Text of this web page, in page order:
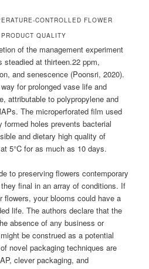
CONTROLLED FLOWER
QUALITY
of the management experiment
at thirteen.22 ppm,
and senescence (Poonsri, 2020).
for prolonged vase life and
attributable to polypropylene and
The microperforated film used
holes prevents bacterial
and dietary high quality of
5°C for as much as 10 days.
to preserving flowers contemporary
final in an array of conditions. If
flowers, your blooms could have a
life. The authors declare that the
absence of any business or
be construed as a potential
novel packaging techniques are
clever packaging, and